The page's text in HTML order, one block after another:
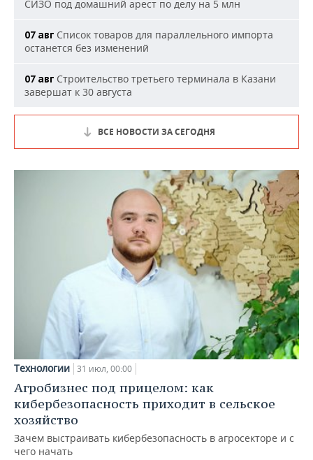
СИЗО под домашний арест по делу на 5 млн
07 авг Список товаров для параллельного импорта
останется без изменений
07 авг Строительство третьего терминала в Казани
завершат к 30 августа
ВСЕ НОВОСТИ ЗА СЕГОДНЯ
Технологии 31 июл, 00:00
Агробизнес под прицелом: как
кибербезопасность приходит в сельское
хозяйство
Зачем выстраивать кибербезопасность в агросекторе и с
чего начать